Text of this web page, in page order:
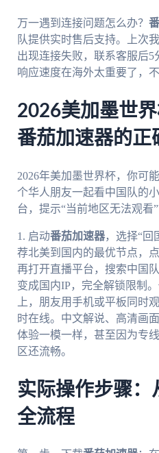
万一遇到连接问题怎么办？
队提供实时售后支持。上次
出现连接失败，联系客服后
响应速度在海外太重要了，
2026美加墨世界
番茄加速器的正
2026年美加墨世界杯，你可
个华人朋友一起看中国队的
台，提示“当前地区无法观看
1. 启动番茄加速器，选择“回
荐北美到国内的最优节点，
再打开直播平台，搜索中国
变成国内IP，完全解锁限制
上，朋友用手机或平板同时
时在线。中文解说、高清画
体验一模一样，甚至因为专
区还流畅。
实际操作步骤：
全流程